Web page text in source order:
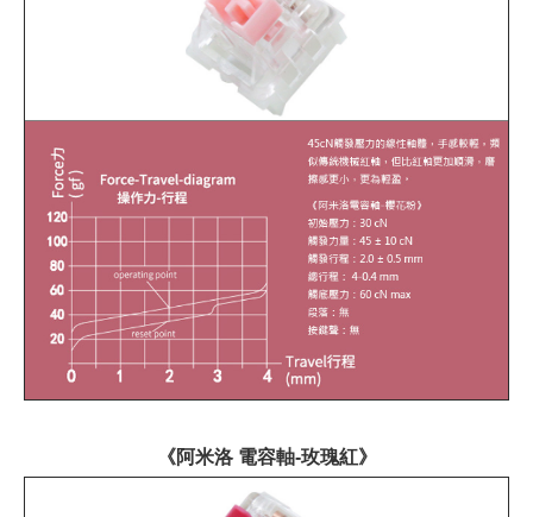
《阿米洛 電容軸-玫瑰紅》